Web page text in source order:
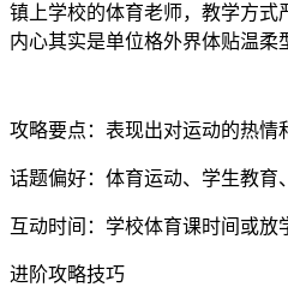
镇上学校的体育老师，教学方式
内心其实是单位格外界体贴温柔
攻略要点：表现出对运动的热情
话题偏好：体育运动、学生教育
互动时间：学校体育课时间或放
进阶攻略技巧